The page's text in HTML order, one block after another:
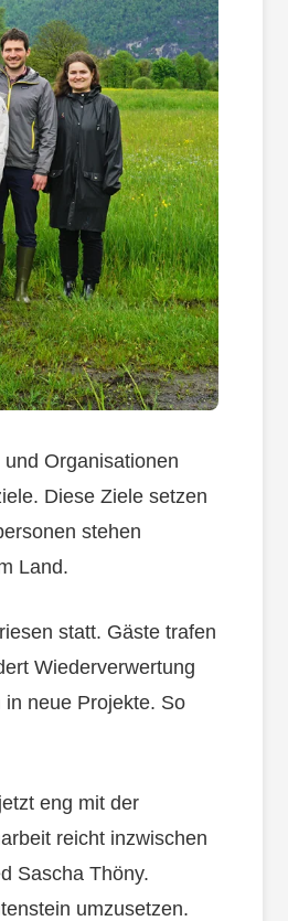
Organisationen
Diese Ziele setzen
stehen
Land.
statt. Gäste trafen
Wiederverwertung
neue Projekte. So
eng mit der
reicht inzwischen
Sascha Thöny.
umzusetzen.